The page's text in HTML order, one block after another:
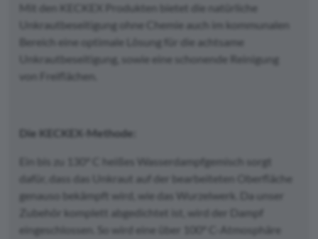
Mit den KECKEX Produkten bietet die natürliche
Unkrautbeseitigung ohne Chemie auch im kommunalen
Bereich eine optimale Lösung für die achtsame
Unkrautbeseitigung, sowie eine schonende Reinigung
von Freiflächen.
Die KECKEX-Methode:
Ein bis zu 130° C heißes Wasserdampfgemisch sorgt
dafür, dass das Unkraut auf der bearbeiteten Oberfläche
genauso bekämpft wird, wie das Wurzelwerk. Da unser
Zubehör komplett abgedichtet ist, wird der Dampf
eingeschlossen. So wird eine über 100° C-Atmosphäre